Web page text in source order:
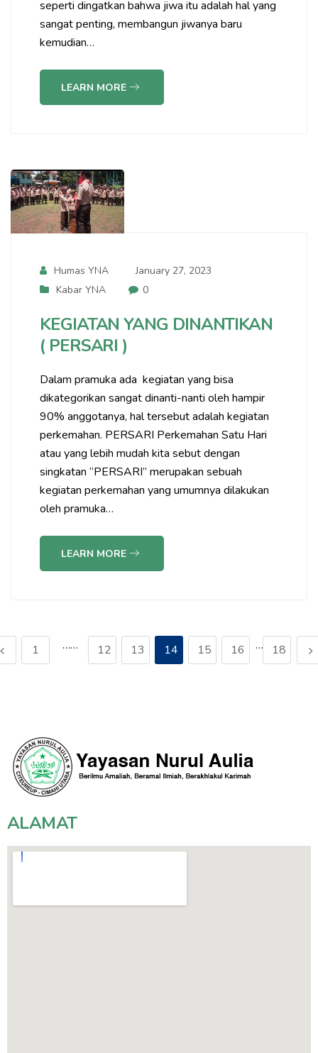
seperti dingatkan bahwa jiwa itu adalah hal yang
sangat penting, membangun jiwanya baru
kemudian…
LEARN MORE
Humas YNA
January 27, 2023
Kabar YNA
0
KEGIATAN YANG DINANTIKAN
( PERSARI )
Dalam pramuka ada kegiatan yang bisa
dikategorikan sangat dinanti-nanti oleh hampir
90% anggotanya, hal tersebut adalah kegiatan
perkemahan. PERSARI Perkemahan Satu Hari
atau yang lebih mudah kita sebut dengan
singkatan “PERSARI” merupakan sebuah
kegiatan perkemahan yang umumnya dilakukan
oleh pramuka…
LEARN MORE
1 …… 12 13 14 15 16 … 18
ALAMAT